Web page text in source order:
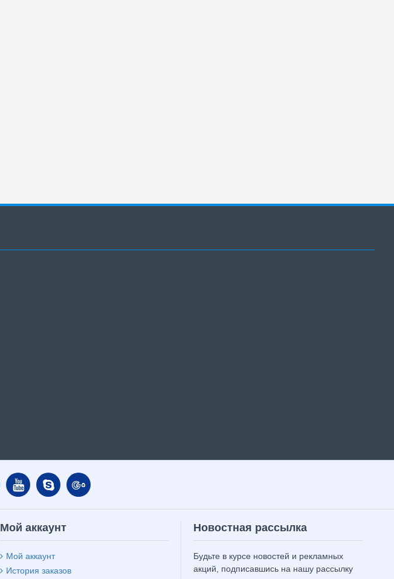
Мой аккаунт
Мой аккаунт
История заказов
Новостная рассылка
Будьте в курсе новостей и рекламных
акций, подписавшись на нашу рассылку